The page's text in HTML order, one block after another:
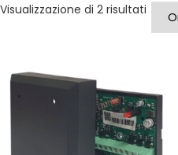
Visualizzazione di 2 risultati